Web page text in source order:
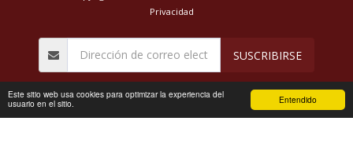
Entendido
Este sitio web usa cookies para optimizar la experiencia del
usuario en el sitio.
Privacidad
SUSCRIBIRSE